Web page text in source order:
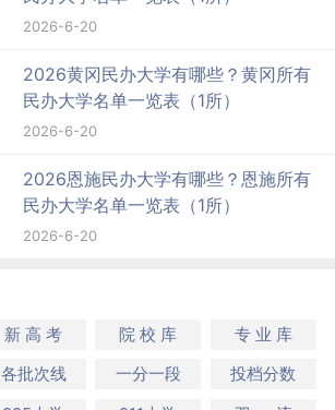
2026-6-20
2026黄冈民办大学有哪些？黄冈所有
民办大学名单一览表（1所）
2026-6-20
2026恩施民办大学有哪些？恩施所有
民办大学名单一览表（1所）
2026-6-20
新 高 考 院 校 库
专 业 库
各批次线 一分一段
投档分数